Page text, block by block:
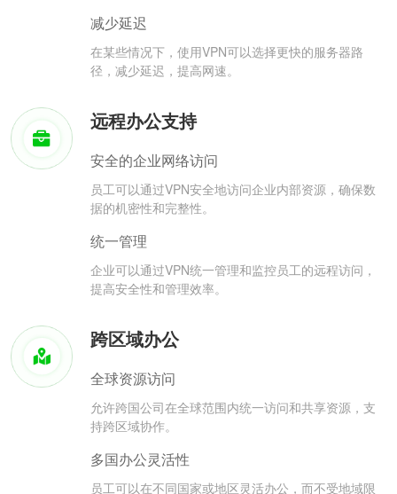
减少延迟
在某些情况下，使用VPN可以选择更快的服务器路
径，减少延迟，提高网速。
远程办公支持
安全的企业网络访问
员工可以通过VPN安全地访问企业内部资源，确保数
据的机密性和完整性。
统一管理
企业可以通过VPN统一管理和监控员工的远程访问，
提高安全性和管理效率。
跨区域办公
全球资源访问
允许跨国公司在全球范围内统一访问和共享资源，支
持跨区域协作。
多国办公灵活性
员工可以在不同国家或地区灵活办公，而不受地域限